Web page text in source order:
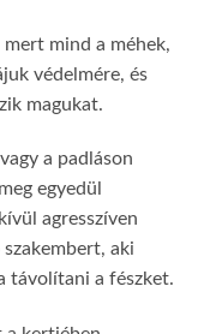
mind a méhek,
védelmére, és
magukat.
a padláson
egyedül
agresszíven
aki
távolítani a fészket.